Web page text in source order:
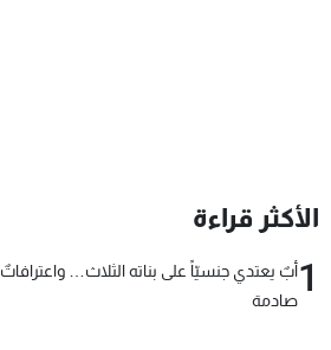
الأكثر قراءة
1أبٌ يعتدي جنسيّاً على بناته الثلاث… واعترافاتٌ
صادمة
شاهد البرامج
الترددات
عن MTV